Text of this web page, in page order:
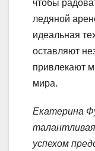
чтобы
ледяной
идеальная
оставляют
привлекают
мира.
Екатерина
успехом